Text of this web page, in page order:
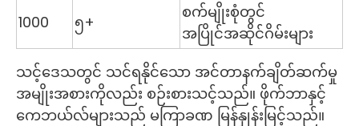
1000 ၅+
စက်မျိုးစုံတွင်
အပြိုင်အဆိုင်ဂိမ်းများ
သင့်ဒေသတွင် သင်ရနိုင်သော အင်တာနက်ချိတ်ဆက်မှု
အမျိုးအစားကိုလည်း စဉ်းစားသင့်သည်။ ဖိုက်ဘာနှင့်
ကေဘယ်လ်များသည် မကြာခဏ မြန်နှုန်းမြင့်သည်။